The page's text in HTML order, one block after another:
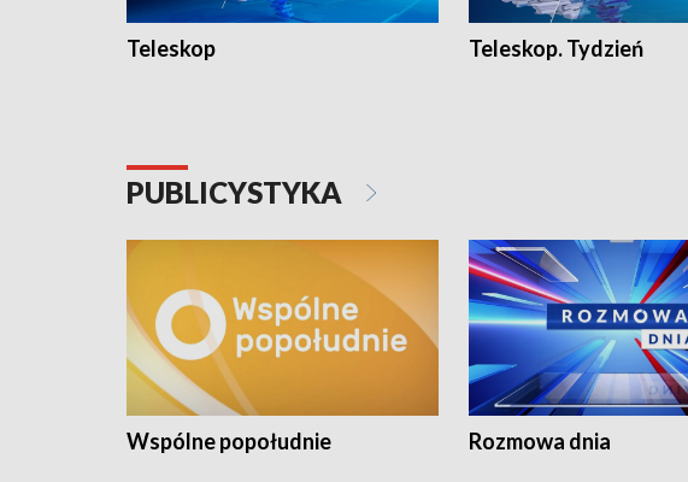
Teleskop Teleskop. Tydzień
PUBLICYSTYKA
Wspólne popołudnie Rozmowa dnia